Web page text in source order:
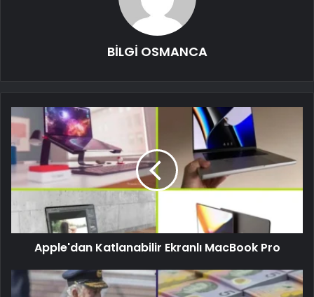
BİLGİ OSMANCA
Apple'dan Katlanabilir Ekranlı MacBook Pro